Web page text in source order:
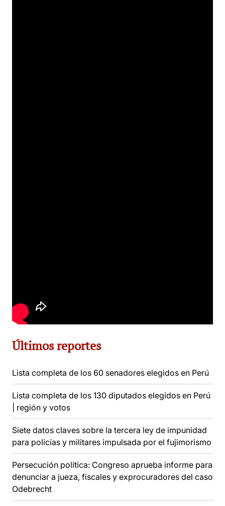
Últimos reportes
Lista completa de los 60 senadores elegidos en Perú
Lista completa de los 130 diputados elegidos en Perú
| región y votos
Siete datos claves sobre la tercera ley de impunidad
para policías y militares impulsada por el fujimorismo
Persecución política: Congreso aprueba informe para
denunciar a jueza, fiscales y exprocuradores del caso
Odebrecht